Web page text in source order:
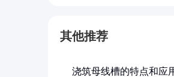
其他推荐
浇筑母线槽的特点和应